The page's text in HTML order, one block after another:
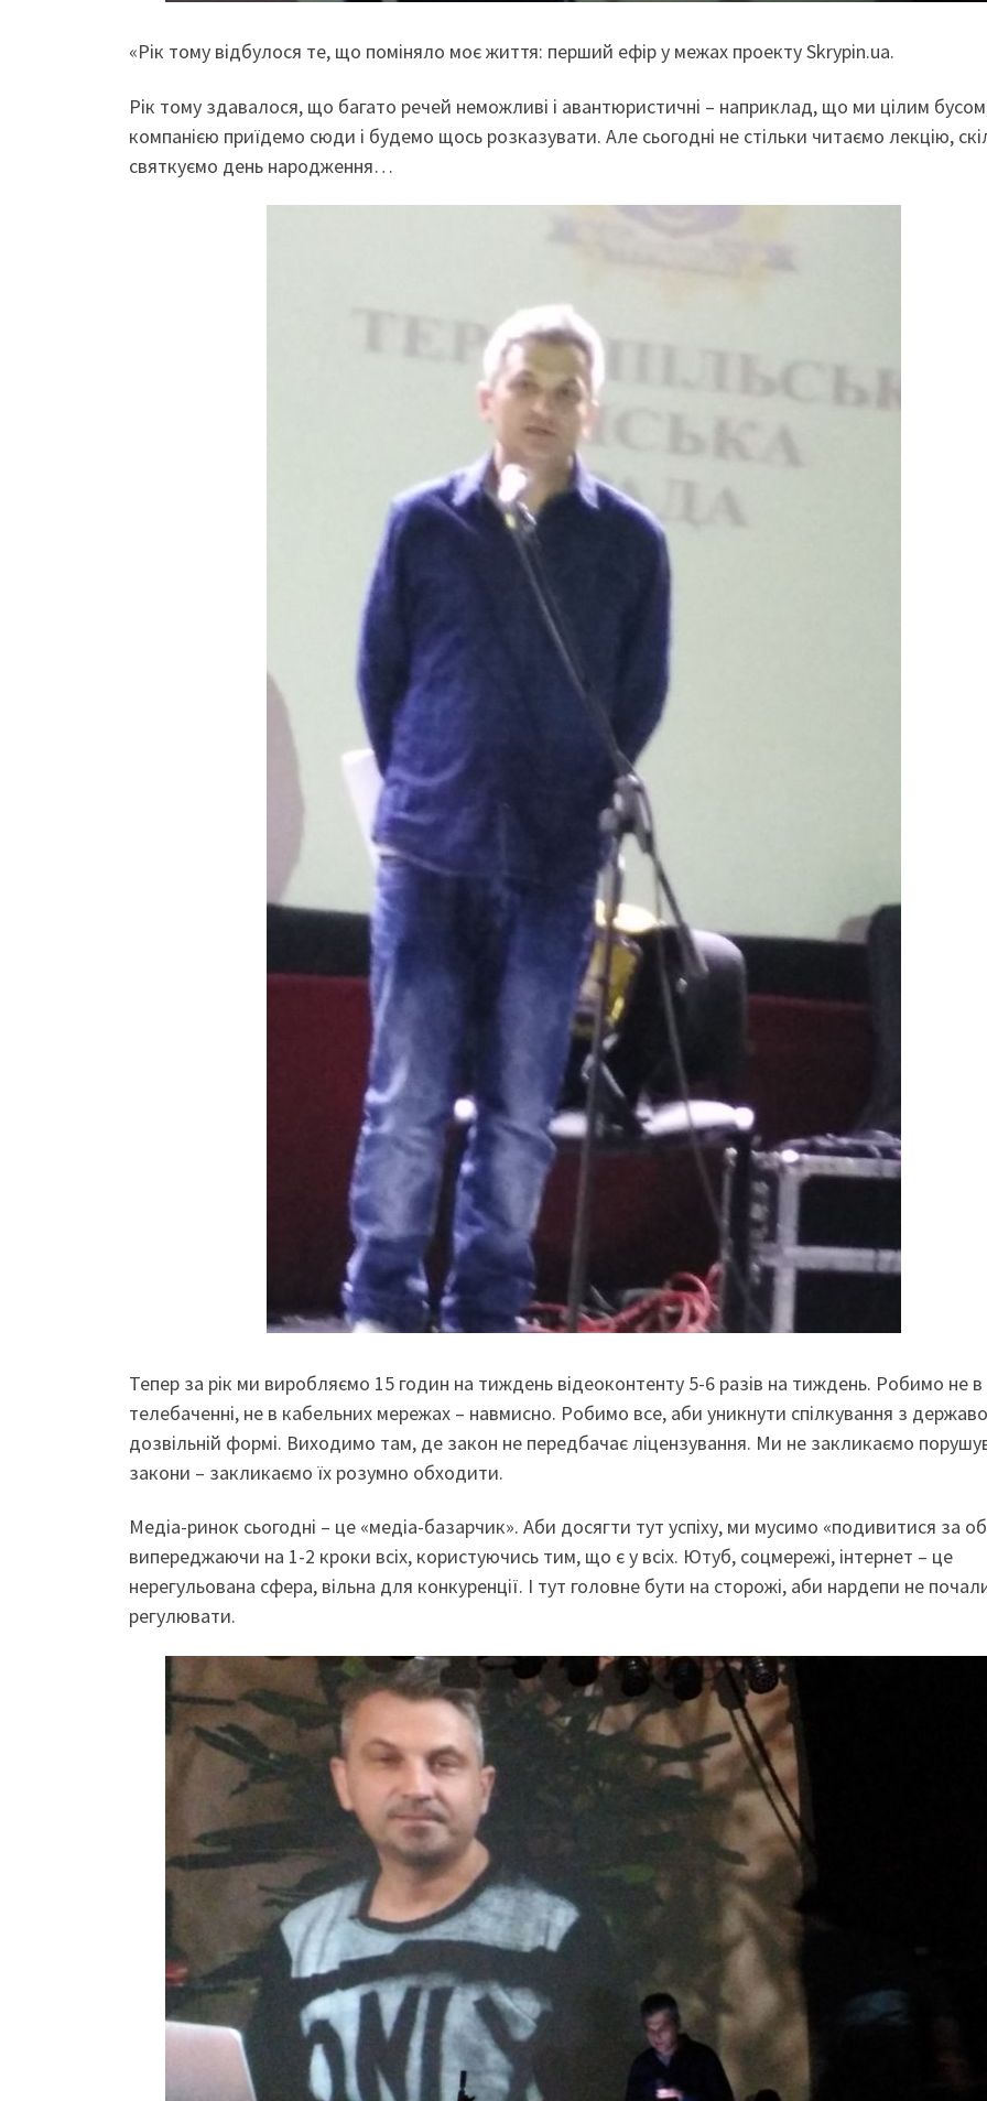
«Рік тому відбулося те, що поміняло моє життя: перший ефір у межах проекту Skrypin.ua.
Рік тому здавалося, що багато речей неможливі і авантюристичні – наприклад, що ми цілим
компанією приїдемо сюди і будемо щось розказувати. Але сьогодні не стільки читаємо лекцію,
святкуємо день народження…
Тепер за рік ми виробляємо 15 годин на тиждень відеоконтенту 5-6 разів на тиждень. Робимо не в
телебаченні, не в кабельних мережах – навмисно. Робимо все, аби уникнути спілкування з
дозвільній формі. Виходимо там, де закон не передбачає ліцензування. Ми не закликаємо
закони – закликаємо їх розумно обходити.
Медіа-ринок сьогодні – це «медіа-базарчик». Аби досягти тут успіху, ми мусимо «подивитися за
випереджаючи на 1-2 кроки всіх, користуючись тим, що є у всіх. Ютуб, соцмережі, інтернет – це
нерегульована сфера, вільна для конкуренції. І тут головне бути на сторожі, аби нардепи не
регулювати.